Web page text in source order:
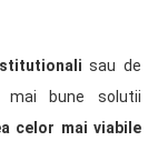
sau de
mai bune solutii
celor mai viabile